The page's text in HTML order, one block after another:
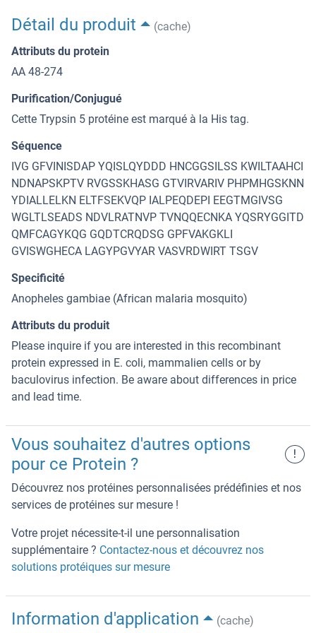
Détail du produit
(cache)
Attributs du protein
AA 48-274
Purification/Conjugué
Cette Trypsin 5 protéine est marqué à la His tag.
Séquence
IVG GFVINISDAP YQISLQYDDD HNCGGSILSS KWILTAAHCI
NDNAPSKPTV RVGSSKHASG GTVIRVARIV PHPMHGSKNN
YDIALLELKN ELTFSEKVQP IALPEQDEPI EEGTMGIVSG
WGLTLSEADS NDVLRATNVP TVNQQECNKA YQSRYGGITD
QMFCAGYKQG GQDTCRQDSG GPFVAKGKLI
GVISWGHECA LAGYPGVYAR VASVRDWIRT TSGV
Specificité
Anopheles gambiae (African malaria mosquito)
Attributs du produit
Please inquire if you are interested in this recombinant
protein expressed in E. coli, mammalien cells or by
baculovirus infection. Be aware about differences in price
and lead time.
Vous souhaitez d'autres options
pour ce Protein ?
!
Découvrez nos protéines personnalisées prédéfinies et nos
services de protéines sur mesure !
Votre projet nécessite-t-il une personnalisation
supplémentaire ? Contactez-nous et découvrez nos
solutions protéiques sur mesure
Information d'application (cache)